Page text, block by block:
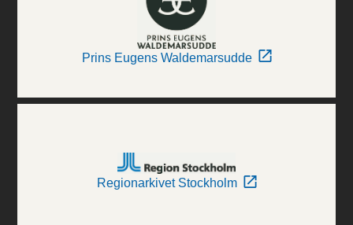
Prins Eugens Waldemarsudde
Regionarkivet Stockholm